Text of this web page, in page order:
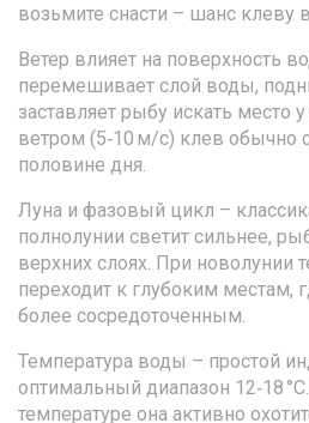
возьмите снасти – шанс клеву
Ветер влияет на поверхность
перемешивает слой воды,
заставляет рыбу искать место
ветром (5‑10 м/с) клев обычно
половине дня.
Луна и фазовый цикл –
полнолунии светит сильнее,
верхних слоях. При новолунии
переходит к глубоким местам,
более сосредоточенным.
Температура воды – простой
оптимальный диапазон 12‑18
температуре она активно